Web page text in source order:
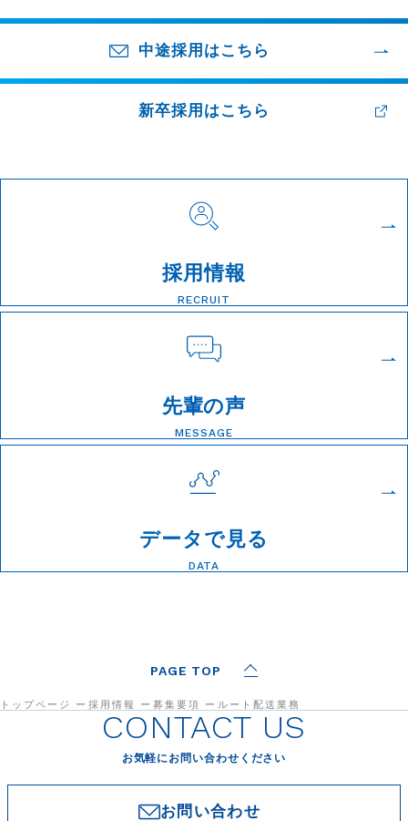
中途採用はこちら
新卒採用はこちら
採用情報
RECRUIT
先輩の声
MESSAGE
データで見る
DATA
トップページ 採用情報 募集要項 ルート配送業務
CONTACT US
お気軽にお問い合わせください
お問い合わせ
PAGE TOP